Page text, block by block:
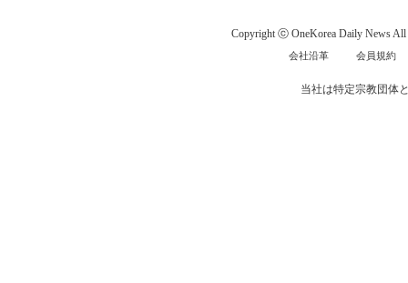
Copyright ⓒ OneKorea Daily News All
会社沿革 会員規約
当社は特定宗教団体